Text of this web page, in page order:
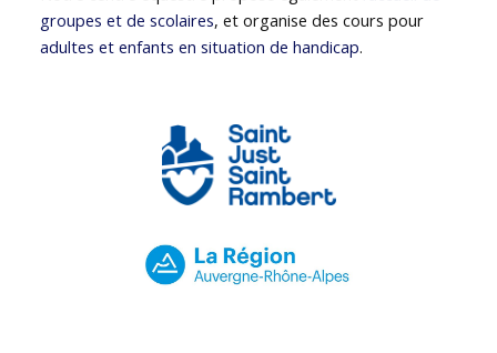
groupes et de scolaires, et organise des cours pour
adultes et enfants en situation de handicap.